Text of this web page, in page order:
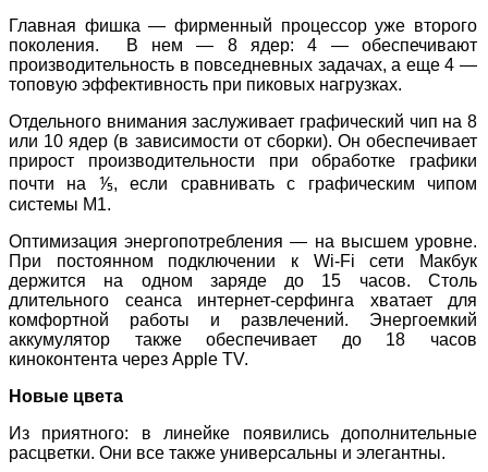
Главная фишка — фирменный процессор уже второго
поколения. В нем — 8 ядер: 4 — обеспечивают
производительность в повседневных задачах, а еще 4 —
топовую эффективность при пиковых нагрузках.
Отдельного внимания заслуживает графический чип на 8
или 10 ядер (в зависимости от сборки). Он обеспечивает
прирост производительности при обработке графики
почти на ⅕, если сравнивать с графическим чипом
системы M1.
Оптимизация энергопотребления — на высшем уровне.
При постоянном подключении к Wi-Fi сети Макбук
держится на одном заряде до 15 часов. Столь
длительного сеанса интернет-серфинга хватает для
комфортной работы и развлечений. Энергоемкий
аккумулятор также обеспечивает до 18 часов
киноконтента через Apple TV.
Новые цвета
Из приятного: в линейке появились дополнительные
расцветки. Они все также универсальны и элегантны.